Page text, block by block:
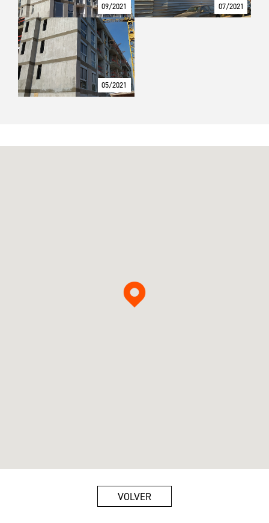
09/2021 07/2021
05/2021
VOLVER